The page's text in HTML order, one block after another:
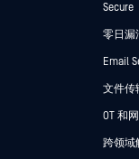
Secure
零日漏
Email
文件传
OT 和
跨领域